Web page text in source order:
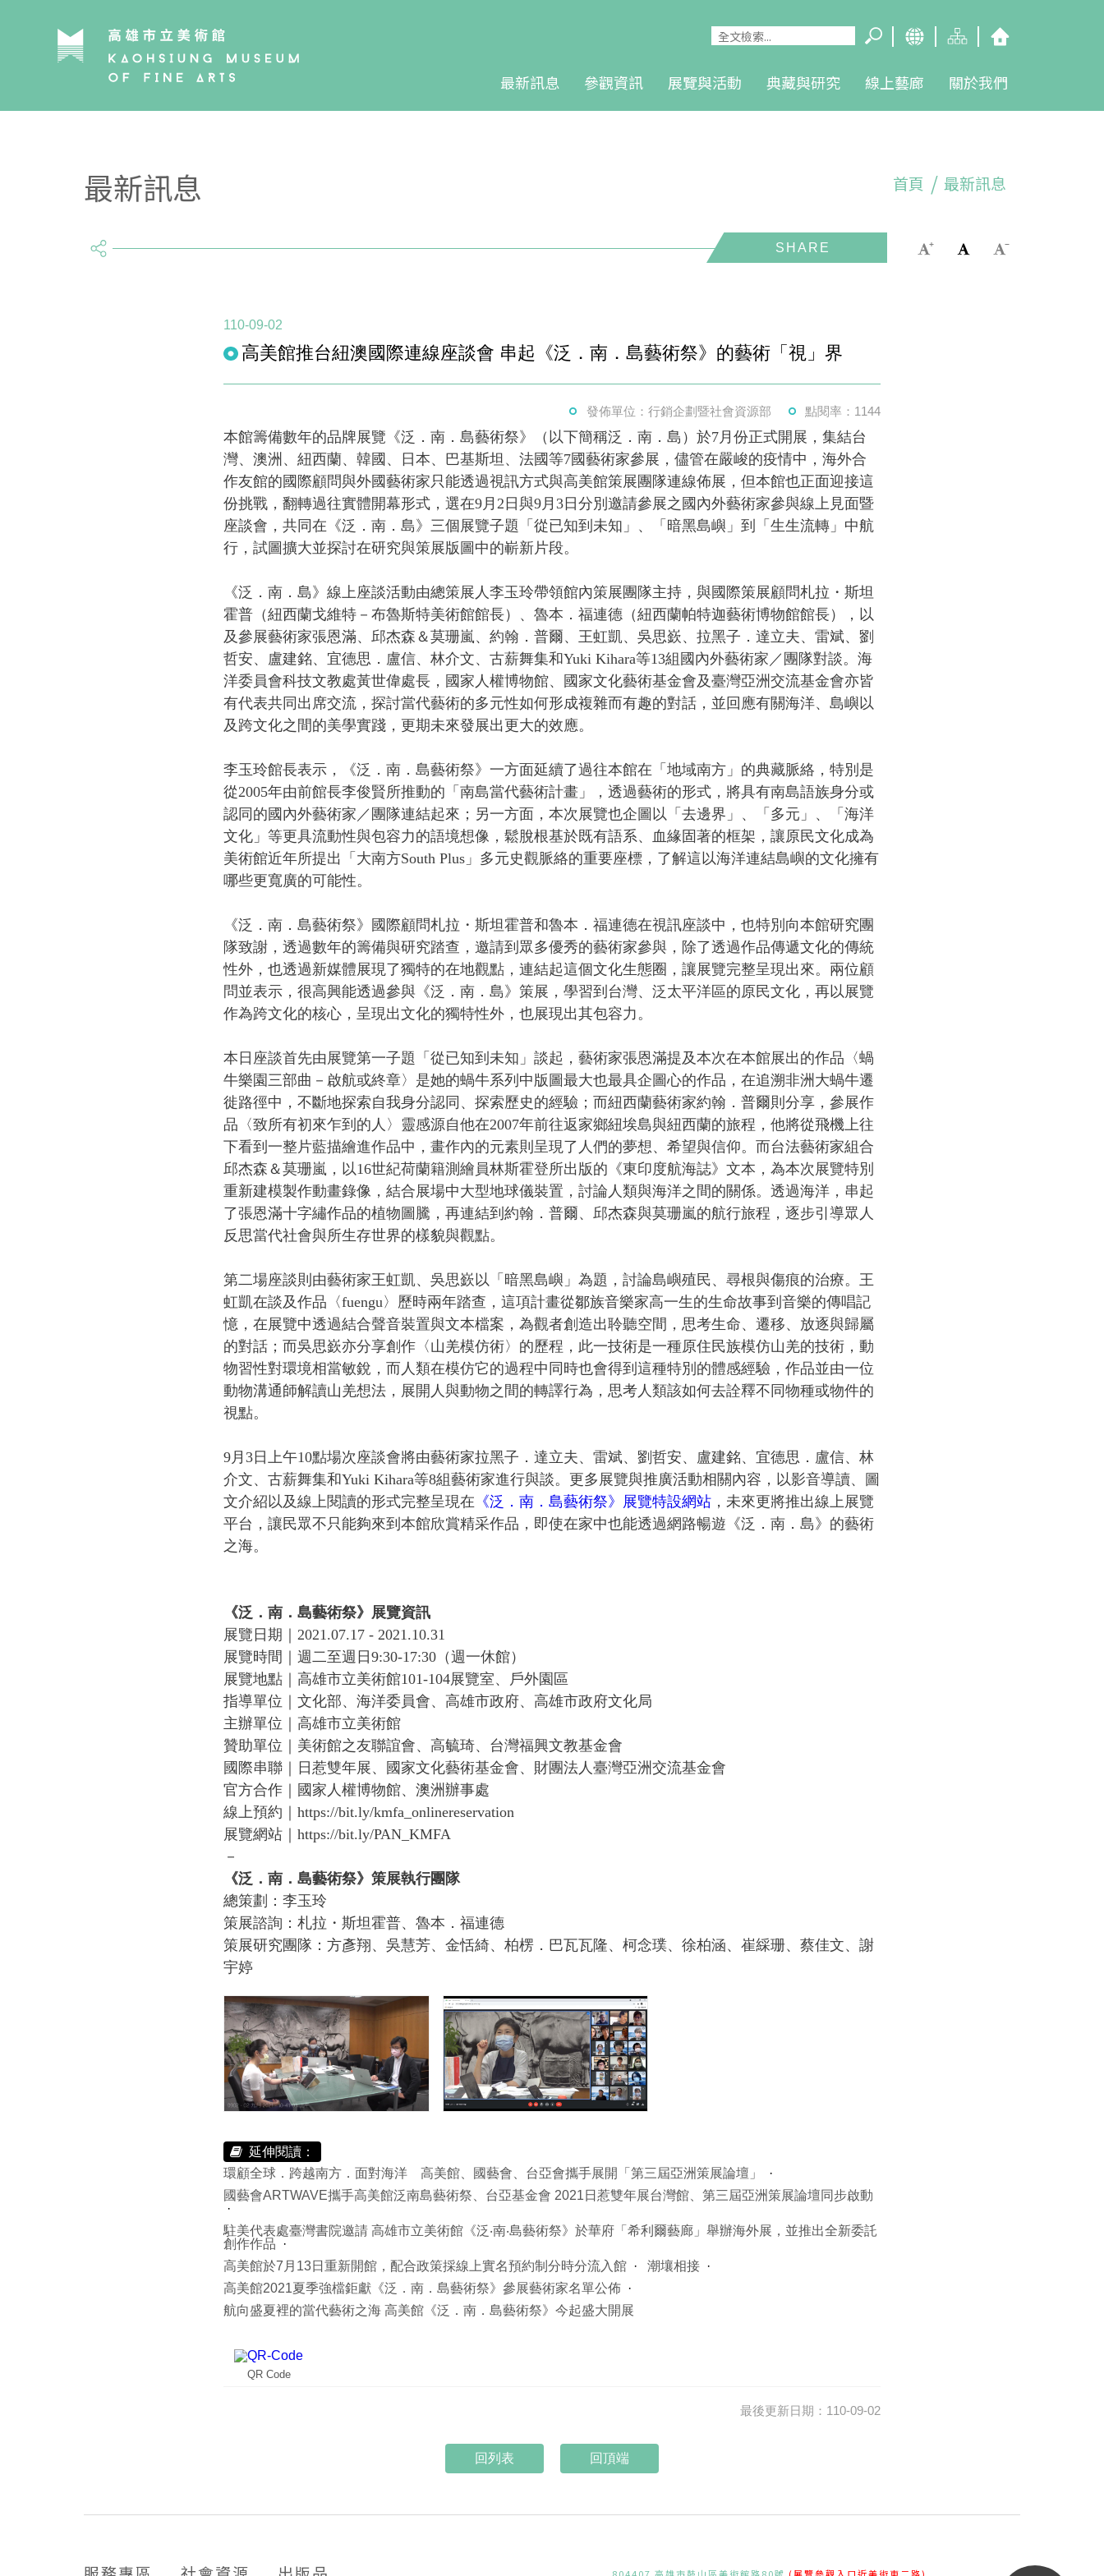
最新訊息 參觀資訊 展覽與活動 典藏與研究 線上藝廊 關於我們
最新訊息 首頁 最新訊息
share
110-09-02
高美館推台紐澳國際連線座談會 串起《泛．南．島藝術祭》的藝術「視」界
發佈單位：行銷企劃暨社會資源部 點閱率：1144
本館籌備數年的品牌展覽《泛．南．島藝術祭》（以下簡稱泛．南．島）於7月份正式開展，集結台
灣、澳洲、紐西蘭、韓國、日本、巴基斯坦、法國等7國藝術家參展，儘管在嚴峻的疫情中，海外合
作友館的國際顧問與外國藝術家只能透過視訊方式與高美館策展團隊連線佈展，但本館也正面迎接這
份挑戰，翻轉過往實體開幕形式，選在9月2日與9月3日分別邀請參展之國內外藝術家參與線上見面暨
座談會，共同在《泛．南．島》三個展覽子題「從已知到未知」、「暗黑島嶼」到「生生流轉」中航
行，試圖擴大並探討在研究與策展版圖中的嶄新片段。
《泛．南．島》線上座談活動由總策展人李玉玲帶領館內策展團隊主持，與國際策展顧問札拉・斯坦
霍普（紐西蘭戈維特－布魯斯特美術館館長）、魯本．福連德（紐西蘭帕特迦藝術博物館館長），以
及參展藝術家張恩滿、邱杰森＆莫珊嵐、約翰．普爾、王虹凱、吳思嶔、拉黑子．達立夫、雷斌、劉
哲安、盧建銘、宜德思．盧信、林介文、古薪舞集和Yuki Kihara等13組國內外藝術家／團隊對談。海
洋委員會科技文教處黃世偉處長，國家人權博物館、國家文化藝術基金會及臺灣亞洲交流基金會亦皆
有代表共同出席交流，探討當代藝術的多元性如何形成複雜而有趣的對話，並回應有關海洋、島嶼以
及跨文化之間的美學實踐，更期未來發展出更大的效應。
李玉玲館長表示，《泛．南．島藝術祭》一方面延續了過往本館在「地域南方」的典藏脈絡，特別是
從2005年由前館長李俊賢所推動的「南島當代藝術計畫」，透過藝術的形式，將具有南島語族身分或
認同的國內外藝術家／團隊連結起來；另一方面，本次展覽也企圖以「去邊界」、「多元」、「海洋
文化」等更具流動性與包容力的語境想像，鬆脫根基於既有語系、血緣固著的框架，讓原民文化成為
美術館近年所提出「大南方South Plus」多元史觀脈絡的重要座標，了解這以海洋連結島嶼的文化擁有
哪些更寬廣的可能性。
《泛．南．島藝術祭》國際顧問札拉・斯坦霍普和魯本．福連德在視訊座談中，也特別向本館研究團
隊致謝，透過數年的籌備與研究踏查，邀請到眾多優秀的藝術家參與，除了透過作品傳遞文化的傳統
性外，也透過新媒體展現了獨特的在地觀點，連結起這個文化生態圈，讓展覽完整呈現出來。兩位顧
問並表示，很高興能透過參與《泛．南．島》策展，學習到台灣、泛太平洋區的原民文化，再以展覽
作為跨文化的核心，呈現出文化的獨特性外，也展現出其包容力。
本日座談首先由展覽第一子題「從已知到未知」談起，藝術家張恩滿提及本次在本館展出的作品〈蝸
牛樂園三部曲－啟航或終章〉是她的蝸牛系列中版圖最大也最具企圖心的作品，在追溯非洲大蝸牛遷
徙路徑中，不斷地探索自我身分認同、探索歷史的經驗；而紐西蘭藝術家約翰．普爾則分享，參展作
品〈致所有初來乍到的人〉靈感源自他在2007年前往返家鄉紐埃島與紐西蘭的旅程，他將從飛機上往
下看到一整片藍描繪進作品中，畫作內的元素則呈現了人們的夢想、希望與信仰。而台法藝術家組合
邱杰森＆莫珊嵐，以16世紀荷蘭籍測繪員林斯霍登所出版的《東印度航海誌》文本，為本次展覽特別
重新建模製作動畫錄像，結合展場中大型地球儀裝置，討論人類與海洋之間的關係。透過海洋，串起
了張恩滿十字繡作品的植物圖騰，再連結到約翰．普爾、邱杰森與莫珊嵐的航行旅程，逐步引導眾人
反思當代社會與所生存世界的樣貌與觀點。
第二場座談則由藝術家王虹凱、吳思嶔以「暗黑島嶼」為題，討論島嶼殖民、尋根與傷痕的治療。王
虹凱在談及作品〈fuengu〉歷時兩年踏查，這項計畫從鄒族音樂家高一生的生命故事到音樂的傳唱記
憶，在展覽中透過結合聲音裝置與文本檔案，為觀者創造出聆聽空間，思考生命、遷移、放逐與歸屬
的對話；而吳思嶔亦分享創作〈山羌模仿術〉的歷程，此一技術是一種原住民族模仿山羌的技術，動
物習性對環境相當敏銳，而人類在模仿它的過程中同時也會得到這種特別的體感經驗，作品並由一位
動物溝通師解讀山羌想法，展開人與動物之間的轉譯行為，思考人類該如何去詮釋不同物種或物件的
視點。
9月3日上午10點場次座談會將由藝術家拉黑子．達立夫、雷斌、劉哲安、盧建銘、宜德思．盧信、林
介文、古薪舞集和Yuki Kihara等8組藝術家進行與談。更多展覽與推廣活動相關內容，以影音導讀、圖
文介紹以及線上閱讀的形式完整呈現在 《泛．南．島藝術祭》展覽特設網站 ，未來更將推出線上展覽
平台，讓民眾不只能夠來到本館欣賞精采作品，即使在家中也能透過網路暢遊《泛．南．島》的藝術
之海。
《泛．南．島藝術祭》展覽資訊
展覽日期｜2021.07.17 - 2021.10.31
展覽時間｜週二至週日9:30-17:30（週一休館）
展覽地點｜高雄市立美術館101-104展覽室、戶外園區
指導單位｜文化部、海洋委員會、高雄市政府、高雄市政府文化局
主辦單位｜高雄市立美術館
贊助單位｜美術館之友聯誼會、高毓琦、台灣福興文教基金會
國際串聯｜日惹雙年展、國家文化藝術基金會、財團法人臺灣亞洲交流基金會
官方合作｜國家人權博物館、澳洲辦事處
線上預約｜https://bit.ly/kmfa_onlinereservation
展覽網站｜https://bit.ly/PAN_KMFA
－
《泛．南．島藝術祭》策展執行團隊
總策劃：李玉玲
策展諮詢：札拉・斯坦霍普、魯本．福連德
策展研究團隊：方彥翔、吳慧芳、金恬綺、柏楞．巴瓦瓦隆、柯念璞、徐柏涵、崔綵珊、蔡佳文、謝
宇婷
延伸閱讀：
環顧全球．跨越南方．面對海洋 高美館、國藝會、台亞會攜手展開「第三屆亞洲策展論壇」
國藝會ARTWAVE攜手高美館泛南島藝術祭、台亞基金會 2021日惹雙年展台灣館、第三屆亞洲策展論壇同步啟動
駐美代表處臺灣書院邀請 高雄市立美術館《泛‧南‧島藝術祭》於華府「希利爾藝廊」舉辦海外展，並推出全新委託
創作作品
高美館於7月13日重新開館，配合政策採線上實名預約制分時分流入館
潮壤相接
高美館2021夏季強檔鉅獻《泛．南．島藝術祭》參展藝術家名單公佈
航向盛夏裡的當代藝術之海 高美館《泛．南．島藝術祭》今起盛大開展
QR Code
最後更新日期：110-09-02
回頂端